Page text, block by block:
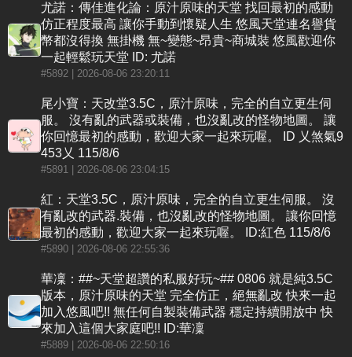
尤諾：傳佳進化論：原汁原味的天堂 找回最初的感動
仿正程度最高 讓你手動到懷疑人生 悠風天堂連名譽貨
幣都沒得換 無掛機 無~變態~昂貴~商城裝 悠風歡迎你
一起輕鬆玩天堂 ID: 尤諾
#5892 | 2026-08-06 23:20:11
尾小寶：天改堂3.5C，原汁原味，完全的自立更生伺
服。 沒有亂的武器或裝備，也沒亂改的怪物地圖。 讓
你回憶最初的感動，歡迎大家一起來玩喔。 ID 乂煞氣9
453乂 115/8/6
#5891 | 2026-08-06 23:04:15
紅：天堂3.5C，原汁原味，完全的自立更生伺服。 沒
有亂改的武器.裝備，也沒亂改的怪物地圖。 讓你回憶
最初的感動，歡迎大家一起來玩喔。 ID:紅色 115/8/6
#5890 | 2026-08-06 22:55:36
華凜：##~天堂超讚的私服好玩~## 0806 就是純3.5C
版本，原汁原味的天堂 完全仿正，絕無亂改 快來一起
加入悠風吧!! 無任何自製裝備武器 穩定持續開放中 快
來加入這個大家庭吧!! ID:華凜
#5889 | 2026-08-06 22:50:16